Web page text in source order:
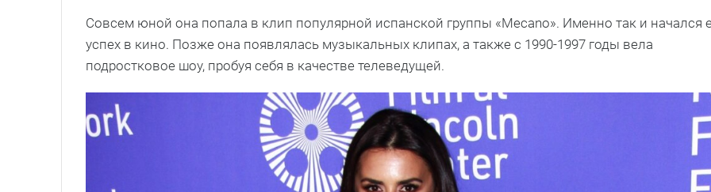
Совсем юной она попала в клип популярной испанской группы «Mecano». Именно так и начался
успех в кино. Позже она появлялась музыкальных клипах, а также с 1990-1997 годы вела
подростковое шоу, пробуя себя в качестве телеведущей.